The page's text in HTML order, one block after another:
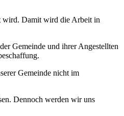
wird. Damit wird die Arbeit in
Gemeinde und ihrer Angestellten
Gemeinde nicht im
Dennoch werden wir uns